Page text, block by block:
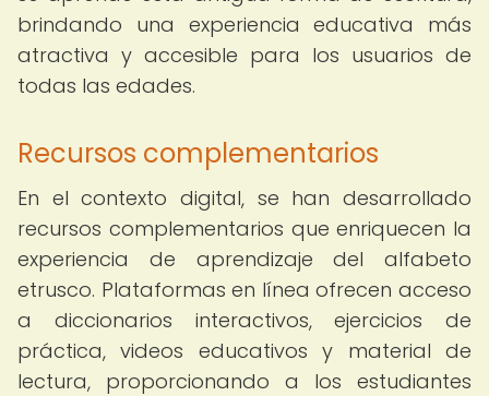
brindando una experiencia educativa más
atractiva y accesible para los usuarios de
todas las edades.
Recursos complementarios
En el contexto digital, se han desarrollado
recursos complementarios que enriquecen la
experiencia de aprendizaje del alfabeto
etrusco. Plataformas en línea ofrecen acceso
a diccionarios interactivos, ejercicios de
práctica, videos educativos y material de
lectura, proporcionando a los estudiantes